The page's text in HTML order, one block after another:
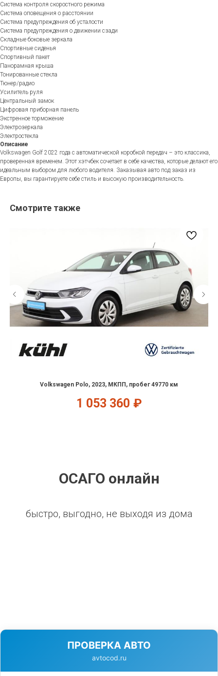
Система контроля скоростного режима
Система оповещения о расстоянии
Система предупреждения об усталости
Система предупреждения о движении сзади
Складные боковые зеркала
Спортивные сиденья
Спортивный пакет
Панорамная крыша
Тонированные стекла
Тюнер/радио
Усилитель руля
Центральный замок
Цифровая приборная панель
Экстренное торможение
Электрозеркала
Электростекла
Описание
Volkswagen Golf 2022 года с автоматической коробкой передач – это классика,
проверенная временем. Этот хэтчбек сочетает в себе качества, которые делают его
идеальным выбором для любого водителя. Заказывая авто под заказ из
Европы, вы гарантируете себе стиль и высокую производительность.
Смотрите также
Volkswagen Polo, 2023, МКПП, пробег 49770 км
1 053 360 ₽
ОСАГО онлайн
быстро, выгодно, не выходя из дома
ПРОВЕРКА АВТО
avtocod.ru